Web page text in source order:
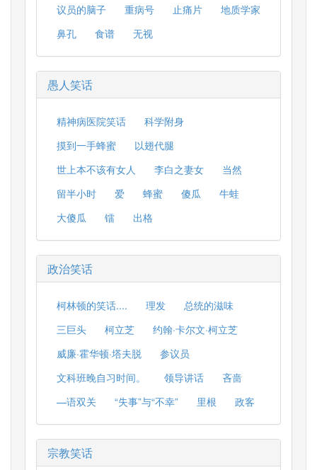
议员的脑子
重病号 止痛片
地质学家
鼻孔
食谱 无视
愚人笑话
精神病医院笑话
科学附身
摸到一手蜂蜜
以翅代腿
世上本不该有女人
李白之妻女
当然
留半小时
爱 蜂蜜 傻瓜
牛蛙
大傻瓜
镭 出格
政治笑话
柯林顿的笑话.... 理发
总统的滋味
三巨头
柯立芝
约翰·卡尔文·柯立芝
威廉·霍华顿·塔夫脱
参议员
文科班晚自习时间。
领导讲话
吝啬
—语双关
“失事”与“不幸” 里根 政客
宗教笑话